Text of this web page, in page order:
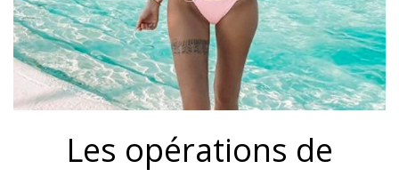
Les opérations de